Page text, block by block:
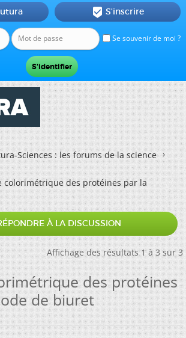
Se souvenir de moi ?
 S'inscrire
Sciences : les forums de la science
colorimétrique des protéines par la
À LA DISCUSSION
Affichage des résultats 1 à 3 sur 3
des protéines
de biuret